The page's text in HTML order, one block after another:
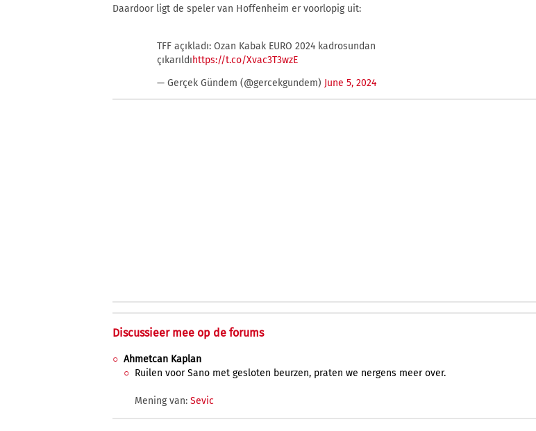
Daardoor ligt de speler van Hoffenheim er voorlopig uit:
TFF açıkladı: Ozan Kabak EURO 2024 kadrosundan
çıkarıldıhttps://t.co/Xvac3T3wzE
— Gerçek Gündem (@gercekgundem) June 5, 2024
Discussieer mee op de forums
Ahmetcan Kaplan
Ruilen voor Sano met gesloten beurzen, praten we nergens meer over.
Mening van: Sevic